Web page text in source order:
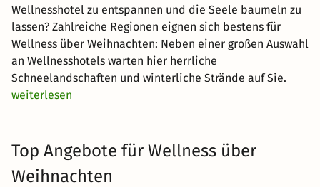
Wellnesshotel zu entspannen und die Seele baumeln zu
lassen? Zahlreiche Regionen eignen sich bestens für
Wellness über Weihnachten: Neben einer großen Auswahl
an Wellnesshotels warten hier herrliche
Schneelandschaften und winterliche Strände auf Sie.
weiterlesen
Top Angebote für Wellness über
Weihnachten